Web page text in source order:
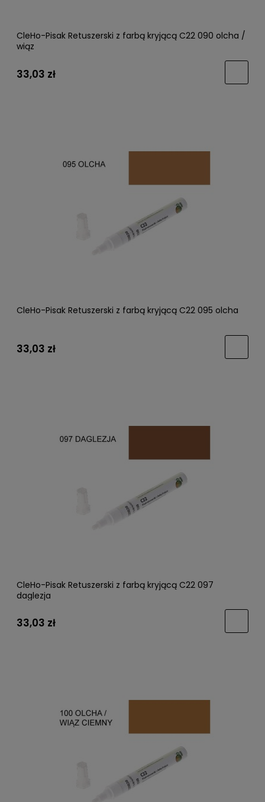
CleHo-Pisak Retuszerski z farbą kryjącą C22 090 olcha /
wiąz
33,03 zł
CleHo-Pisak Retuszerski z farbą kryjącą C22 095 olcha
33,03 zł
CleHo-Pisak Retuszerski z farbą kryjącą C22 097
daglezja
33,03 zł